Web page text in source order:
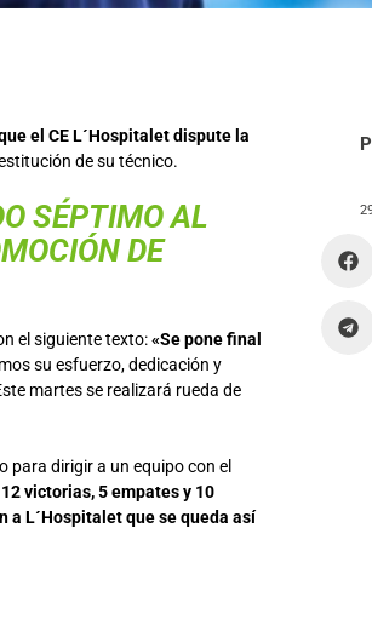
el CE L´Hospitalet dispute la
de su técnico.
SÉPTIMO AL
DE
el siguiente texto:«Se pone final
su esfuerzo, dedicación y
martes se realizará rueda de
para dirigir a un equipo con el
victorias, 5 empates y 10
a L´Hospitalet que se queda así